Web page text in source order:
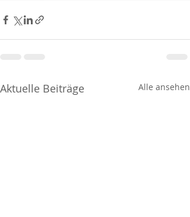
Aktuelle Beiträge Alle ansehen